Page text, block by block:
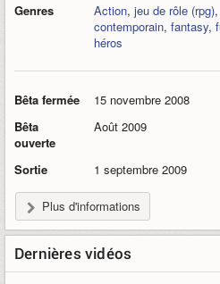
Genres
Action, jeu de rôle (rpg),
contemporain, fantasy,
héros
Bêta fermée
15 novembre 2008
Bêta
ouverte
Août 2009
Sortie 1 septembre 2009
Plus d'informations
Dernières vidéos